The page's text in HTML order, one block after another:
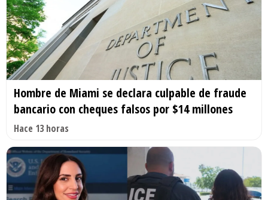
Hombre de Miami se declara culpable de fraude
bancario con cheques falsos por $14 millones
Hace 13 horas